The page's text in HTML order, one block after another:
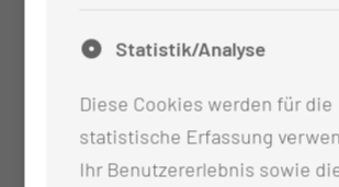
Statistik/Analyse
Diese Cookies werden für die
statistische Erfassung
Ihr Benutzererlebnis sowie